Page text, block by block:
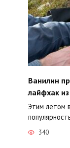
Ванилин
лайфхак
Этим летом
340